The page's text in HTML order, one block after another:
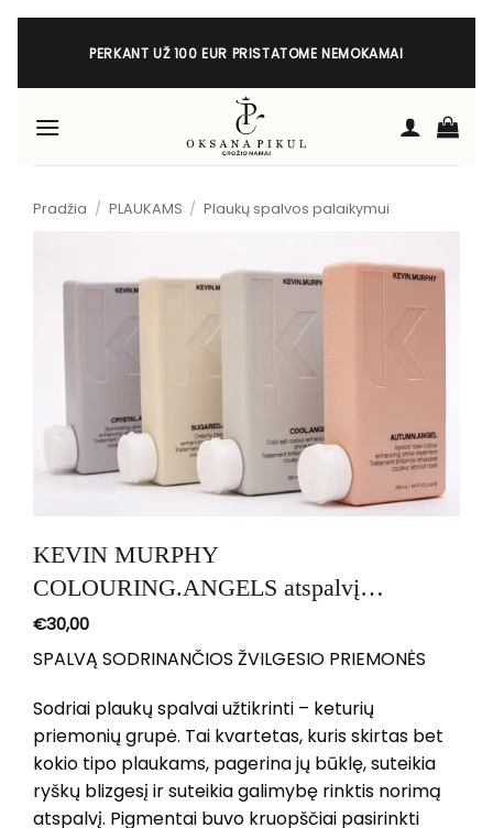
Skip
PERKANT UŽ 100 EUR PRISTATOME NEMOKAMAI
Pradžia / PLAUKAMS / Plaukų spalvos palaikymui
KEVIN MURPHY
COLOURING.ANGELS atspalvį
suteikiantys kondicionieriai
€30,00
SPALVĄ SODRINANČIOS ŽVILGESIO PRIEMONĖS
Sodriai plaukų spalvai užtikrinti – keturių
priemonių grupė. Tai kvartetas, kuris skirtas bet
kokio tipo plaukams, pagerina jų būklę, suteikia
ryškų blizgesį ir suteikia galimybę rinktis norimą
atspalvį. Pigmentai buvo kruopščiai pasirinkti